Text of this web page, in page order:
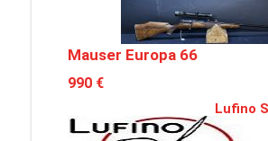
Mauser Europa 66
990 €
Lufino